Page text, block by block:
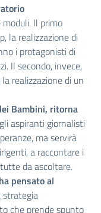
Il primo
la realizzazione di
i protagonisti di
Il secondo, invece,
realizzazione di un
Bambini, ritorna
aspiranti giornalisti
ma servirà
a raccontare i
da ascoltare.
pensato al
strategia
che prende spunto